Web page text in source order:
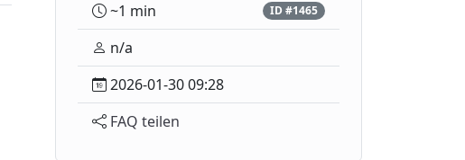
~1 min ID #1465
n/a
2026-01-30 09:28
FAQ teilen